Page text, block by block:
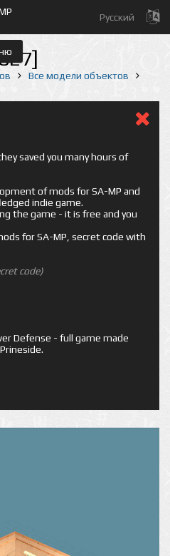
Русский
Все модели объектов
saved you many hours of
of mods for SA-MP and
indie game.
the game - it is free and you
for SA-MP, secret code with
code)
Defense - full game made